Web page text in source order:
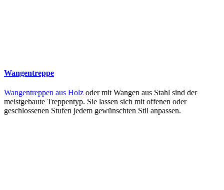
Wangentreppe
Wangentreppen aus Holz oder mit Wangen aus Stahl sind der
meistgebaute Treppentyp. Sie lassen sich mit offenen oder
geschlossenen Stufen jedem gewünschten Stil anpassen.